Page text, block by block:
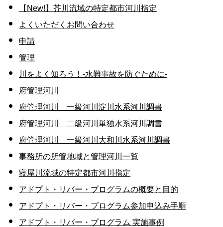
【New!】芥川流域の特定都市河川指定
よくいただくお問い合わせ
申請
管理
川をよく知ろう！-水難事故を防ぐために-
府管理河川
府管理河川 一級河川淀川水系河川調書
府管理河川 二級河川単独水系河川調書
府管理河川 一級河川大和川水系河川調書
事務所の所管地域と管理河川一覧
寝屋川流域の特定都市河川指定
アドプト・リバー・プログラムの概要と目的
アドプト・リバー・プログラム参加申込み手順
アドプト・リバー・プログラム 実施事例